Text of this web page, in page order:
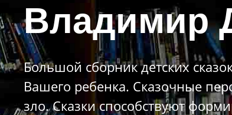
Владимир
Большой сборник детских
Вашего ребенка. Сказочные
зло. Сказки способствуют